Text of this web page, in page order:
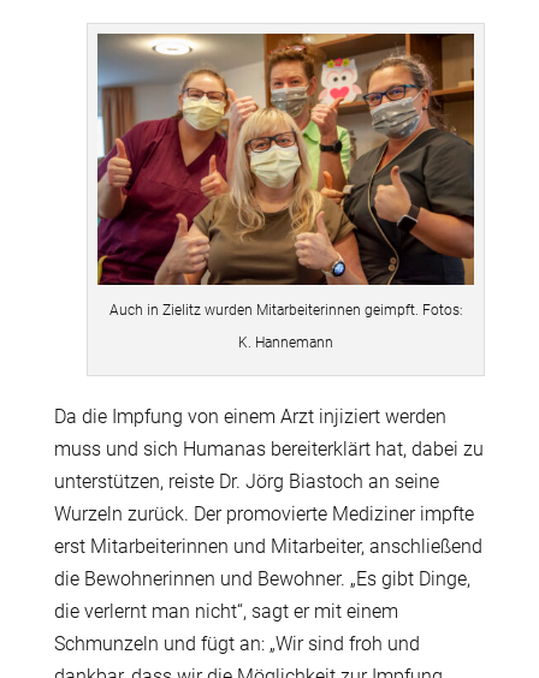
Auch in Zielitz wurden Mitarbeiterinnen geimpft. Fotos:
K. Hannemann
Da die Impfung von einem Arzt injiziert werden
muss und sich Humanas bereiterklärt hat, dabei zu
unterstützen, reiste Dr. Jörg Biastoch an seine
Wurzeln zurück. Der promovierte Mediziner impfte
erst Mitarbeiterinnen und Mitarbeiter, anschließend
die Bewohnerinnen und Bewohner. „Es gibt Dinge,
die verlernt man nicht“, sagt er mit einem
Schmunzeln und fügt an: „Wir sind froh und